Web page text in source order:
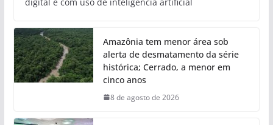
Amazônia tem menor área sob
alerta de desmatamento da série
histórica; Cerrado, a menor em
cinco anos
8 de agosto de 2026